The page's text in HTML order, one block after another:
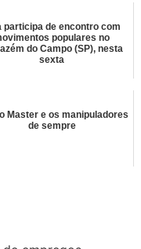
participa de encontro com
populares no
do Campo (SP), nesta
sexta
Master e os manipuladores
de sempre